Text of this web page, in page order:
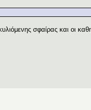
σφαίρας και οι